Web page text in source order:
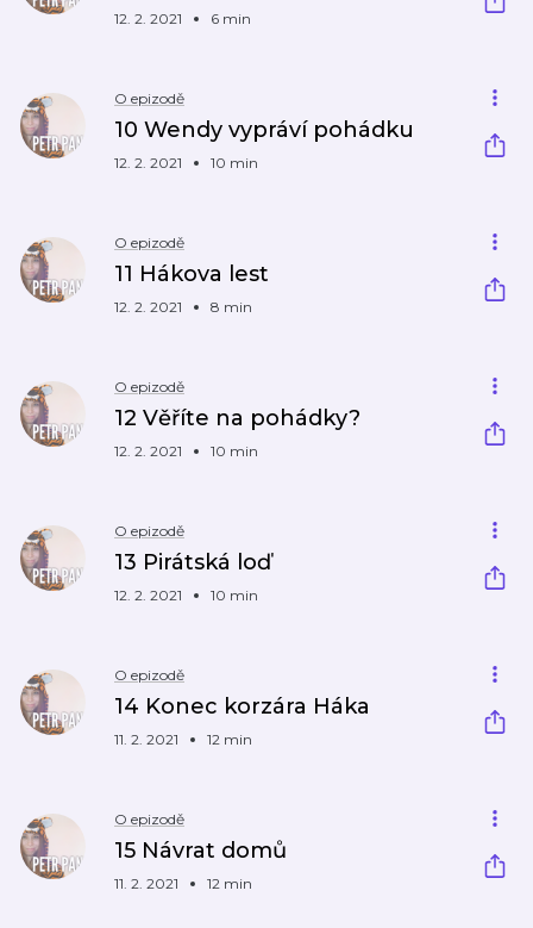
12. 2. 2021 6 min
O epizodě
10 Wendy vypráví pohádku
12. 2. 2021 10 min
O epizodě
11 Hákova lest
12. 2. 2021 8 min
O epizodě
12 Věříte na pohádky?
12. 2. 2021 10 min
O epizodě
13 Pirátská loď
12. 2. 2021 10 min
O epizodě
14 Konec korzára Háka
11. 2. 2021 12 min
O epizodě
15 Návrat domů
11. 2. 2021 12 min